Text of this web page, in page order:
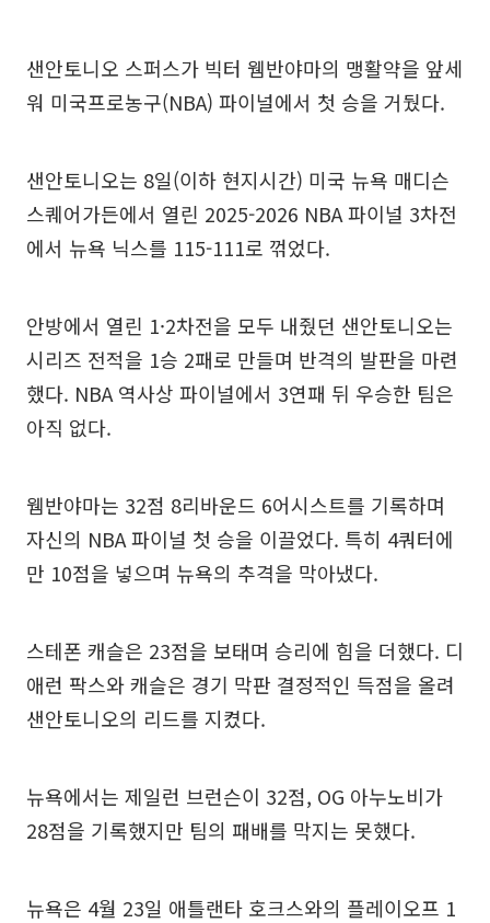
샌안토니오 스퍼스가 빅터 웸반야마의 맹활약을 앞세
워 미국프로농구(NBA) 파이널에서 첫 승을 거뒀다.
샌안토니오는 8일(이하 현지시간) 미국 뉴욕 매디슨
스퀘어가든에서 열린 2025-2026 NBA 파이널 3차전
에서 뉴욕 닉스를 115-111로 꺾었다.
안방에서 열린 1·2차전을 모두 내줬던 샌안토니오는
시리즈 전적을 1승 2패로 만들며 반격의 발판을 마련
했다. NBA 역사상 파이널에서 3연패 뒤 우승한 팀은
아직 없다.
웸반야마는 32점 8리바운드 6어시스트를 기록하며
자신의 NBA 파이널 첫 승을 이끌었다. 특히 4쿼터에
만 10점을 넣으며 뉴욕의 추격을 막아냈다.
스테폰 캐슬은 23점을 보태며 승리에 힘을 더했다. 디
애런 팍스와 캐슬은 경기 막판 결정적인 득점을 올려
샌안토니오의 리드를 지켰다.
뉴욕에서는 제일런 브런슨이 32점, OG 아누노비가
28점을 기록했지만 팀의 패배를 막지는 못했다.
뉴욕은 4월 23일 애틀랜타 호크스와의 플레이오프 1